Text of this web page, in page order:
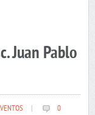
Juan Pablo
0